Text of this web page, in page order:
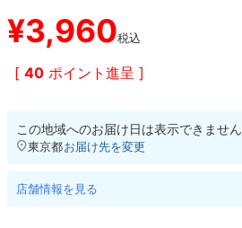
¥3,960税込
[ 40 ポイント進呈 ]
この地域へのお届け日は表示できません
東京都お届け先を変更
店舗情報を見る
9.0inch以上
シェイプデッキ